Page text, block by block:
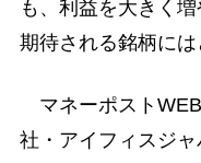
も、利益を大きく
期待される銘柄には
マネーポスト
社・アイフィスジ